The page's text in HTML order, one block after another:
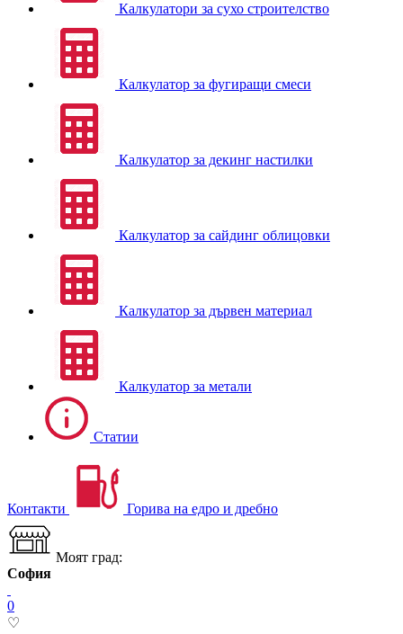
Калкулатори за сухо строителство
Калкулатор за фугиращи смеси
Калкулатор за декинг настилки
Калкулатор за сайдинг облицовки
Калкулатор за дървен материал
Калкулатор за метали
Статии
Контакти Горива на едро и дребно
Моят град:
София
0
♡